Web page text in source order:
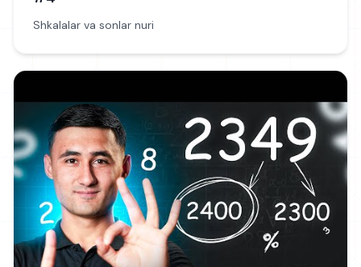
Shkalalar va sonlar nuri